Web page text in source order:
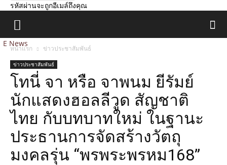
รหัสผ่านจะถูกอีเมล์ถึงคุณ
E News
หน้าแรก ข่าวประชาสัมพันธ์
ข่าวประชาสัมพันธ์
โทนี่ จา หรือ จาพนม ยีรัมย์
นักแสดงฮอลลีวูด สัญชาติ
ไทย กับบทบาทใหม่ ในฐานะ
ประธานการจัดสร้างวัตถุ
มงคลรุ่น “พรพระพรหม168”